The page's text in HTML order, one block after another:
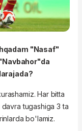
"Nasaf"
Har bitta
tugashiga 3 ta
bo'lamiz.